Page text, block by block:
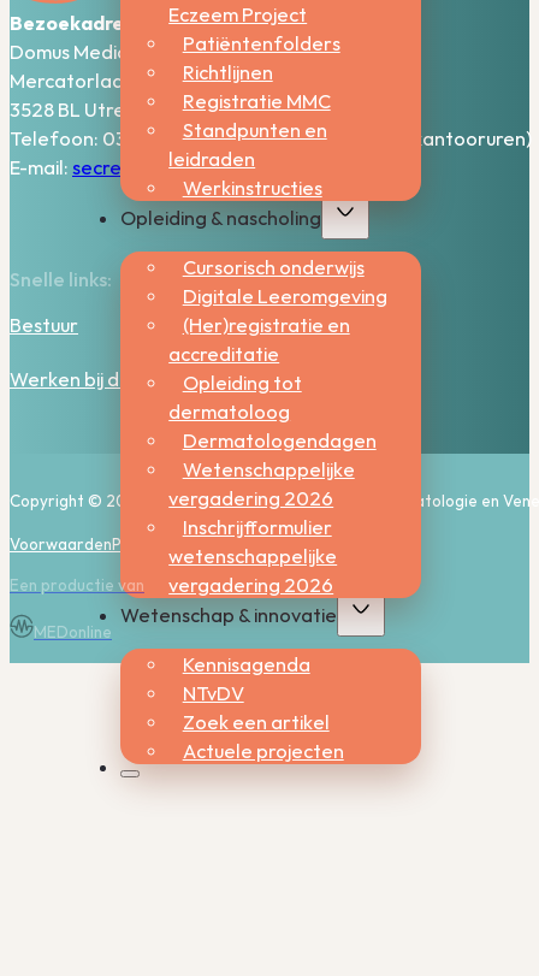
Eczeem Project
Patiëntenfolders
Richtlijnen
Registratie MMC
Standpunten en
leidraden
Werkinstructies
Opleiding & nascholing
Cursorisch onderwijs
Digitale Leeromgeving
(Her)registratie en
accreditatie
Opleiding tot
dermatoloog
Dermatologendagen
Wetenschappelijke
vergadering 2026
Inschrijfformulier
wetenschappelijke
vergadering 2026
Wetenschap & innovatie
Kennisagenda
NTvDV
Zoek een artikel
Actuele projecten
Bezoekadres:
Domus Medica – 5e verdieping
Mercatorlaan 1200
3528 BL Utrecht
Telefoon: 030-2006800 (bereikbaar tijdens kantooruren)
E-mail: secretariaat@nvdv.nl
Snelle links:
Bestuur
Werken bij de NVDV
Copyright © 2026, Nederlandse Vereniging voor Dermatologie en
VoorwaardenPrivacy
Een productie van
MEDonline